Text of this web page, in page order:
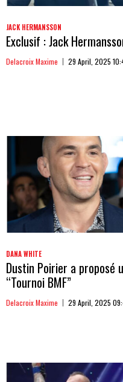
JACK HERMANSSON
Exclusif : Jack
Delacroix Maxime 29 April, 2025
DANA WHITE
Dustin Poirier a proposé
“Tournoi BMF”
Delacroix Maxime 29 April, 2025